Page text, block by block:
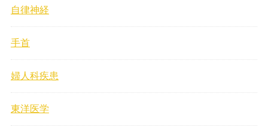
自律神経
手首
婦人科疾患
東洋医学